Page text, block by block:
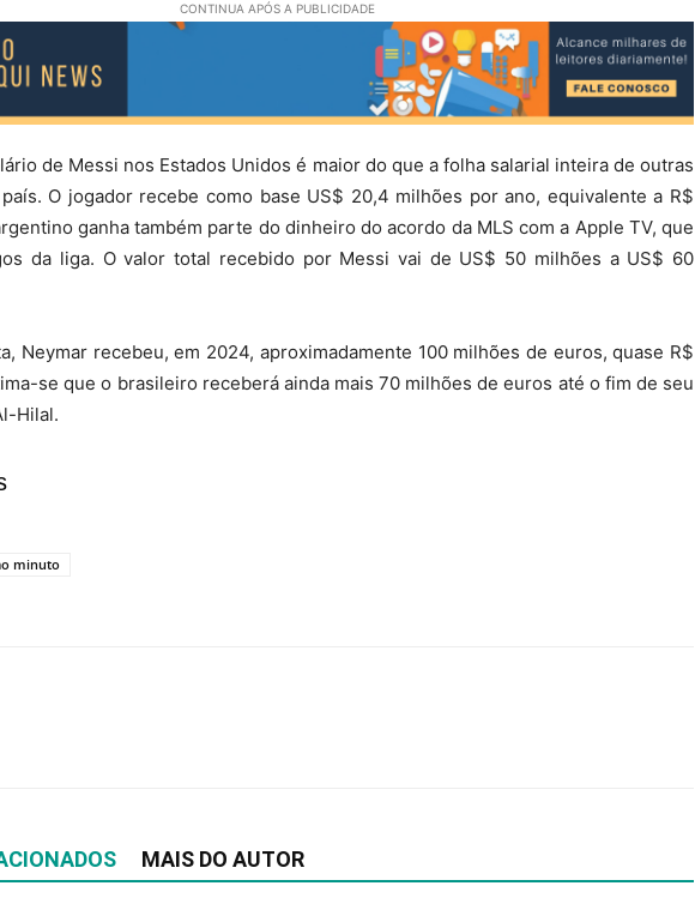
CONTINUA APÓS A PUBLICIDADE
de Messi nos Estados Unidos é maior do que a folha salarial inteira de outras
O jogador recebe como base US$ 20,4 milhões por ano, equivalente a R$
ganha também parte do dinheiro do acordo da MLS com a Apple TV, que
da liga. O valor total recebido por Messi vai de US$ 50 milhões a US$ 60
Neymar recebeu, em 2024, aproximadamente 100 milhões de euros, quase R$
se que o brasileiro receberá ainda mais 70 milhões de euros até o fim de seu
Hilal.
minuto
MAIS DO AUTOR